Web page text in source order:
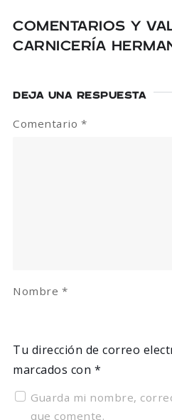
COMENTARIOS Y
CARNICERÍA
DEJA UNA RESPUESTA
Tu dirección de correo
marcados con *
Comentario *
Nombre *
Guarda mi nombre,
que comente.